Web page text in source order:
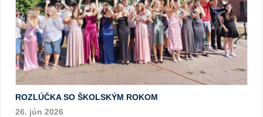
ROZLÚČKA SO ŠKOLSKÝM ROKOM
26. jún 2026